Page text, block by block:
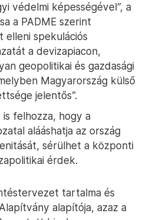
védelmi képességével”, a
a PADME szerint
elleni spekulációs
a devizapiacon,
geopolitikai és gazdasági
Magyarország külső
jelentős”.
felhozza, hogy a
alááshatja az ország
sérülhet a központi
érdek.
tartalma és
alapítója, azaz a